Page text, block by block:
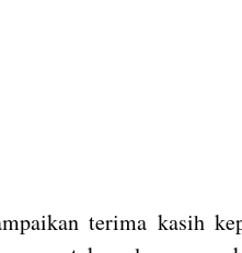
terima kasih